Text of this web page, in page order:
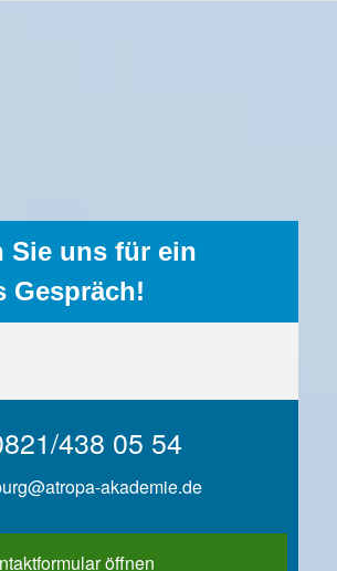
Sie uns für ein
Gespräch!
438 05 54
akademie.de
öffnen